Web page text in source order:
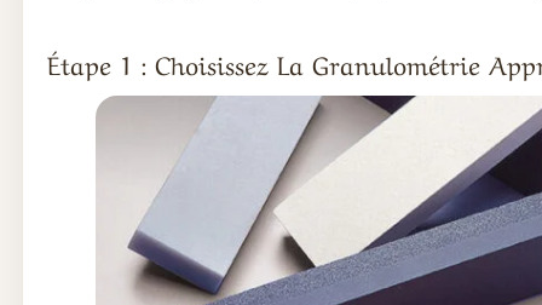
Étape 1 : Choisissez La Granulométrie